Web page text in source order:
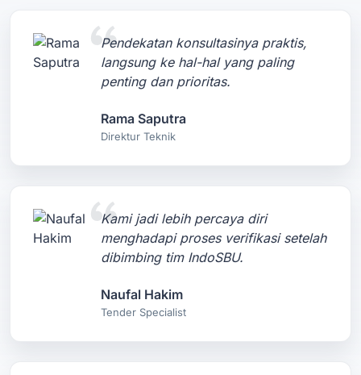
Pendekatan konsultasinya praktis,
langsung ke hal-hal yang paling
penting dan prioritas.
Rama Saputra
Direktur Teknik
Kami jadi lebih percaya diri
menghadapi proses verifikasi setelah
dibimbing tim IndoSBU.
Naufal Hakim
Tender Specialist